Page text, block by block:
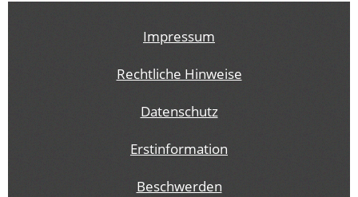
Impressum
Rechtliche Hinweise
Datenschutz
Erstinformation
Beschwerden